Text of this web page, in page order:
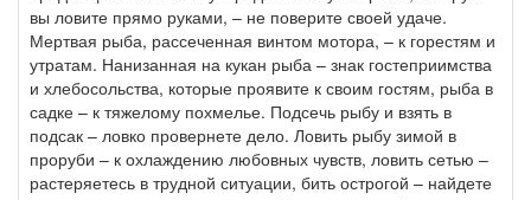
вы ловите прямо руками, – не поверите своей удаче.
Мертвая рыба, рассеченная винтом мотора, – к горестям и
утратам. Нанизанная на кукан рыба – знак гостеприимства
и хлебосольства, которые проявите к своим гостям, рыба в
садке – к тяжелому похмелье. Подсечь рыбу и взять в
подсак – ловко провернете дело. Ловить рыбу зимой в
проруби – к охлаждению любовных чувств, ловить сетью –
растеряетесь в трудной ситуации, бить острогой – найдете